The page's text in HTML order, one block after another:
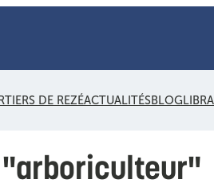
DE REZÉACTUALITÉSBLOG
"arboriculteur"